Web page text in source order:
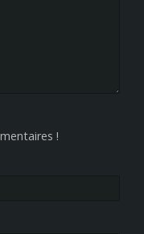
!